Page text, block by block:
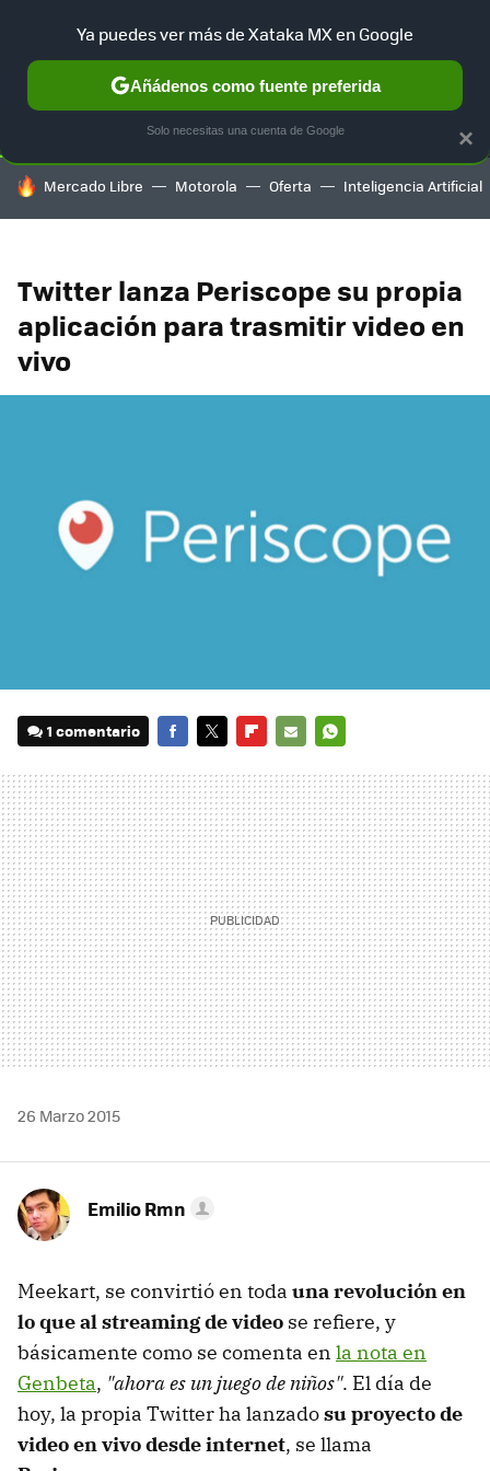
SELECCIÓN GAMING HOME AUTO TERRITORIO
HOY SE HABLA DE
Mercado Libre Motorola Oferta Inteligencia Artificial
Twitter lanza Periscope su propia
aplicación para trasmitir video en
vivo
1 comentario
MAIL
26 Marzo 2015
Emilio Rmn
Meekart, se convirtió en toda una revolución en
lo que al streaming de video se refiere, y
básicamente como se comenta en la nota en
Genbeta, "ahora es un juego de niños". El día de
hoy, la propia Twitter ha lanzadosu proyecto de
video en vivo desde internet, se llama
×
Ya puedes ver más de Xataka MX en Google
Añádenos como fuente preferida
Solo necesitas una cuenta de Google